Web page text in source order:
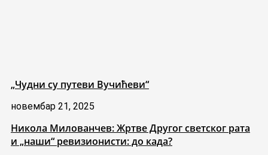
„Чудни су путеви Вучићеви“
новембар 21, 2025
Никола Милованчев: Жртве Другог светског рата
и „наши“ ревизионисти: до када?